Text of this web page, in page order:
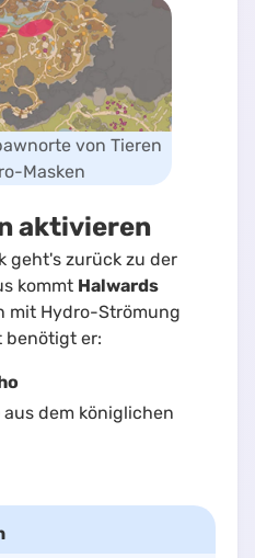
von Tieren
Masken
aktivieren
geht's zurück zu der
kommt Halwards
mit Hydro-Strömung
benötigt er:
aus dem königlichen